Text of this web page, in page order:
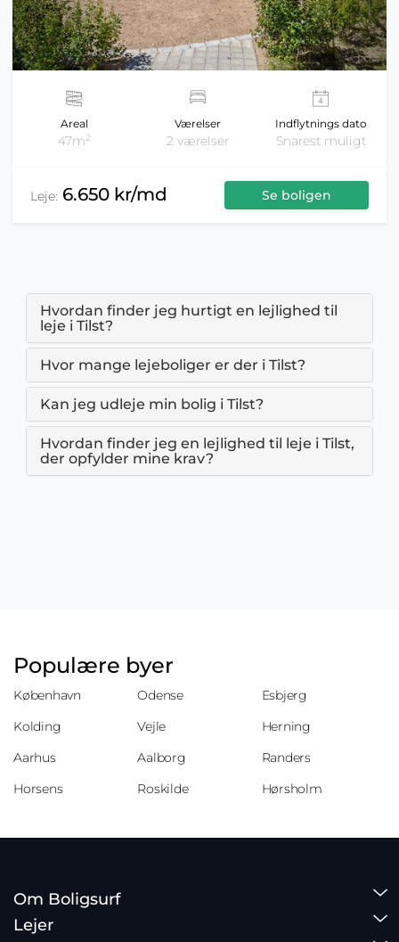
Areal
47m2
Værelser
2 værelser
Indflytnings dato
Snarest muligt
Leje: 6.650 kr/md Se boligen
Hvordan finder jeg hurtigt en lejlighed til
leje i Tilst?
Hvor mange lejeboliger er der i Tilst?
Kan jeg udleje min bolig i Tilst?
Hvordan finder jeg en lejlighed til leje i Tilst,
der opfylder mine krav?
Populære byer
København Odense
Esbjerg
Kolding
Vejle
Herning
Aarhus
Aalborg
Randers
Horsens
Roskilde Hørsholm
Om Boligsurf
Lejer